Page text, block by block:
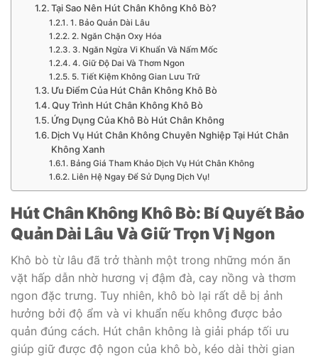
Tại Sao Nên Hút Chân Không Khô Bò?
1. Bảo Quản Dài Lâu
2. Ngăn Chặn Oxy Hóa
3. Ngăn Ngừa Vi Khuẩn Và Nấm Mốc
4. Giữ Độ Dai Và Thơm Ngon
5. Tiết Kiệm Không Gian Lưu Trữ
Ưu Điểm Của Hút Chân Không Khô Bò
Quy Trình Hút Chân Không Khô Bò
Ứng Dụng Của Khô Bò Hút Chân Không
Dịch Vụ Hút Chân Không Chuyên Nghiệp Tại Hút Chân
Không Xanh
Bảng Giá Tham Khảo Dịch Vụ Hút Chân Không
Liên Hệ Ngay Để Sử Dụng Dịch Vụ!
Hút Chân Không Khô Bò: Bí Quyết Bảo
Quản Dài Lâu Và Giữ Trọn Vị Ngon
Khô bò từ lâu đã trở thành một trong những món ăn
vặt hấp dẫn nhờ hương vị đậm đà, cay nồng và thơm
ngon đặc trưng. Tuy nhiên, khô bò lại rất dễ bị ảnh
hưởng bởi độ ẩm và vi khuẩn nếu không được bảo
quản đúng cách. Hút chân không là giải pháp tối ưu
giúp giữ được độ ngon của khô bò, kéo dài thời gian